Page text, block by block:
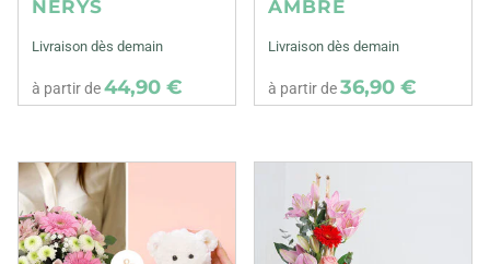
NERYS
Livraison dès demain
à partir de44,90 €
AMBRE
Livraison dès demain
à partir de36,90 €